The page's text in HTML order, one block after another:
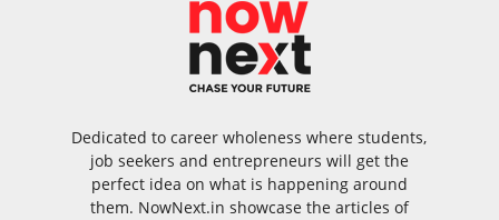
Dedicated to career wholeness where students,
job seekers and entrepreneurs will get the
perfect idea on what is happening around
them. NowNext.in showcase the articles of